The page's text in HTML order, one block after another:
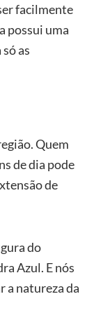
facilmente
possui uma
as
Quem
de dia pode
de
do
Azul. E nós
a natureza da